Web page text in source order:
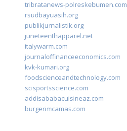
tribratanews-polreskebumen.com
rsudbayuasih.org
publikjurnalistik.org
juneteenthapparel.net
italywarm.com
journaloffinanceeconomics.com
kvk-kumari.org
foodscienceandtechnology.com
scisportsscience.com
addisababacuisineaz.com
burgerimcamas.com